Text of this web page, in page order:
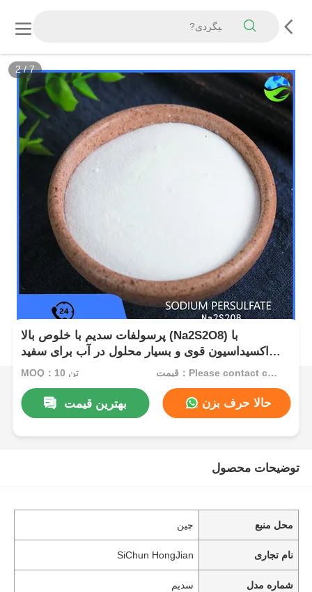
2/7
پرسولفات سدیم با خلوص بالا (Na2S2O8) با
اکسیداسیون قوی و بسیار محلول در آب برای سفید
کردن و شروع پلیمریزاسیون نساجی
MOQ：10 تن قیمت：Please contact customer service
بهترین قیمت حالا حرف بزن
توضیحات محصول
محل منبع چین
نام تجاری SiChun HongJian
شماره مدل سدیم